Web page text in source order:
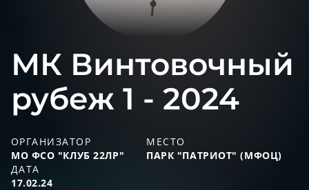
МАСТЕРСКАЯ
ЗАЛ СЛАВЫ
МК Винтовочный
рубеж 1 - 2024
ОРГАНИЗАТОР
МО ФСО "КЛУБ 22ЛР"
МЕСТО
ПАРК "ПАТРИОТ" (МФОЦ)
ДАТА
17.02.24